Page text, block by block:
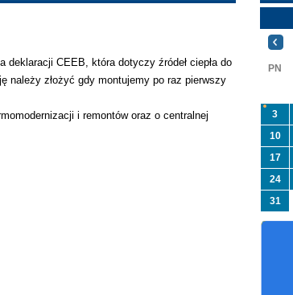
CEEB, która dotyczy źródeł ciepła do
należy złożyć gdy montujemy po raz pierwszy
i remontów oraz o centralnej
PN
3
10
17
24
31